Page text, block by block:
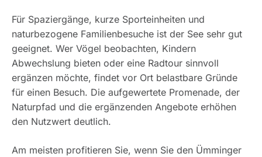
Für Spaziergänge, kurze Sporteinheiten und
naturbezogene Familienbesuche ist der See sehr gut
geeignet. Wer Vögel beobachten, Kindern
Abwechslung bieten oder eine Radtour sinnvoll
ergänzen möchte, findet vor Ort belastbare Gründe
für einen Besuch. Die aufgewertete Promenade, der
Naturpfad und die ergänzenden Angebote erhöhen
den Nutzwert deutlich.
Am meisten profitieren Sie, wenn Sie den Ümminger